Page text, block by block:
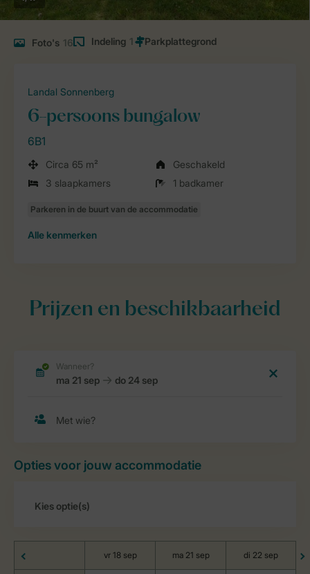
Foto's 16 Indeling 1
Landal Sonnenberg
6-persoons bungalow
6B1
Circa 65 m²
Geschakeld
3 slaapkamers
1 badkamer
Alle kenmerken
Prijzen en beschikbaarheid
Opties voor jouw accommodatie
vr 18 sep ma 21 sep di 22 sep